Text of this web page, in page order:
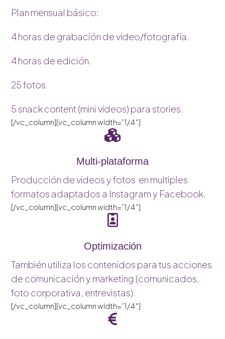
Plan mensual básico:
4 horas de grabación de vídeo/fotografía.
4 horas de edición.
25 fotos
5 snack content (mini vídeos) para stories.
[/vc_column][vc_column width=”1/4″]
Multi-plataforma
Producción de vídeos y fotos en multiples
formatos adaptados a Instagram y Facebook.
[/vc_column][vc_column width=”1/4″]
Optimización
También utiliza los contenidos para tus acciones
de comunicación y marketing (comunicados,
foto corporativa, entrevistas).
[/vc_column][vc_column width=”1/4″]